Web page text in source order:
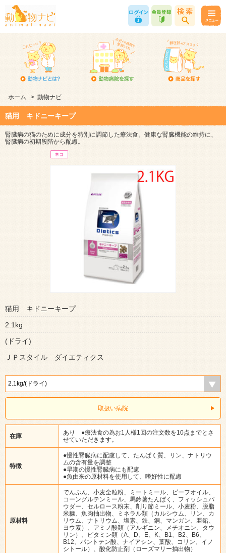
ホーム > 動物ナビ
猫用 キドニーキープ
腎臓病の猫のために成分を特別に調節した療法食。健康な腎臓機能の維持に、
腎臓病の初期段階から配慮。
猫用 キドニーキープ
2.1kg
(ドライ)
ＪＰスタイル ダイエティクス
取扱い病院
在庫
あり ●療法食の為お1人様1回の注文数を10点までとさ
せていただきます。
特徴
●慢性腎臓病に配慮して、たんぱく質、リン、ナトリウ
ムの含有量を調整
●早期の慢性腎臓病にも配慮
●魚由来の原材料を使用して、嗜好性に配慮
原材料
でんぷん、小麦全粒粉、ミートミール、ビーフオイル、
コーングルテンミール、馬鈴薯たんぱく、フィッシュパ
ウダー、セルロース粉末、削り節ミール、小麦粉、脱脂
米糠、魚肉抽出物、ミネラル類（カルシウム、リン、カ
リウム、ナトリウム、塩素、鉄、銅、マンガン、亜鉛、
ヨウ素）、アミノ酸類（アルギニン、メチオニン、タウ
リン）、ビタミン類（A、D、E、K、B1、B2、B6、
B12、パントテン酸、ナイアシン、葉酸、コリン、イノ
シトール）、酸化防止剤（ローズマリー抽出物）